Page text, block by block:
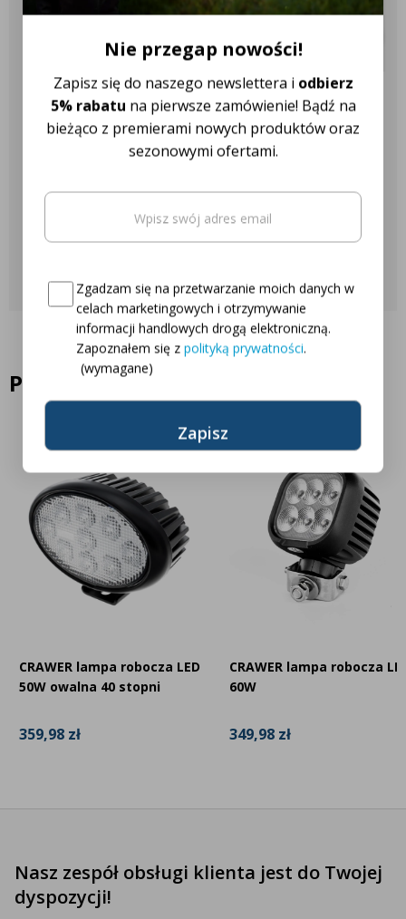
T5.115 T5.120 T4.105
Nie potrzebujesz tylu reflektorów roboczych? Nie ma
ciągników
Nasza obsługa klienta jest do
Twojej dyspozycji!
Najczęściej zadawane pytania
Podobne produkty
CRAWER lampa robocza LED
50W owalna 40 stopni
359,98 zł
CRAWER lampa robocza
60W
349,98 zł
Nasz zespół obsługi klienta jest do Twojej
dyspozycji!
Nie przegap nowości!
Zapisz się do naszego newslettera i odbierz
5% rabatu na pierwsze zamówienie! Bądź na
bieżąco z premierami nowych produktów oraz
sezonowymi ofertami.
Email
Consent (wymagane)
Zgadzam się na przetwarzanie moich danych w
celach marketingowych i otrzymywanie
informacji handlowych drogą elektroniczną.
Zapoznałem się z polityką prywatności.
(wymagane)
Oto Twój kod zniżkowy na